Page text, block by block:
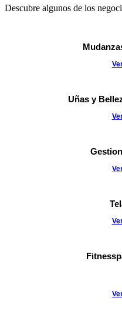
Descubre algunos de los
Uñas y